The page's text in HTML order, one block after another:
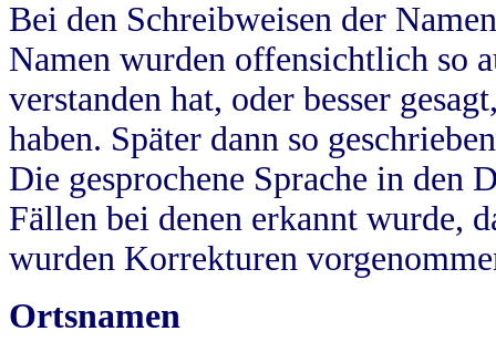
Bei den Schreibweisen der
Namen wurden offensichtlich so
verstanden hat, oder besser
haben. Später dann so
Die gesprochene Sprache in
Fällen bei denen erkannt wurde,
wurden Korrekturen
Ortsnamen